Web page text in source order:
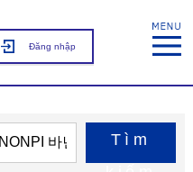
Đăng nhập
Tìm